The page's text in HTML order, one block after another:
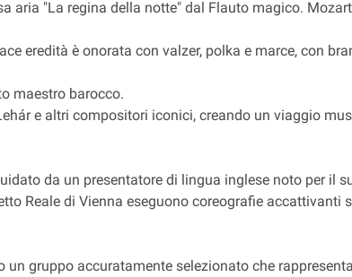
aria "La regina della notte" dal Flauto magico.
eredità è onorata con valzer, polka e marce, con
maestro barocco.
e altri compositori iconici, creando un viaggio
da un presentatore di lingua inglese noto per il
Reale di Vienna eseguono coreografie accattivanti
gruppo accuratamente selezionato che